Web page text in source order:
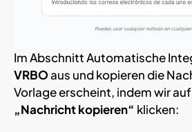
Im Abschnitt Automatische
VRBOaus und kopieren die
Vorlage erscheint, indem wir
„Nachricht kopieren“ klicken: